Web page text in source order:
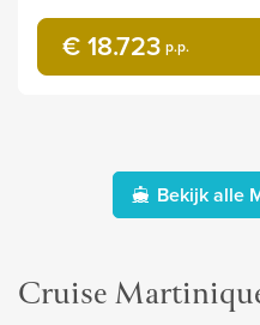
€ 18.723 p.p.
Bekijk alle
Cruise